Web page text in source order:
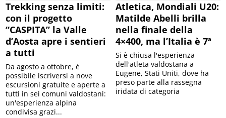
Trekking senza limiti:
con il progetto
“CASPITA” la Valle
d’Aosta apre i sentieri
a tutti
Da agosto a ottobre, è
possibile iscriversi a nove
escursioni gratuite e aperte a
tutti in sei comuni valdostani:
un'esperienza alpina
condivisa grazi...
Atletica, Mondiali U20:
Matilde Abelli brilla
nella finale della
4×400, ma l’Italia è 7ª
Si è chiusa l'esperienza
dell'atleta valdostana a
Eugene, Stati Uniti, dove ha
preso parte alla rassegna
iridata di categoria